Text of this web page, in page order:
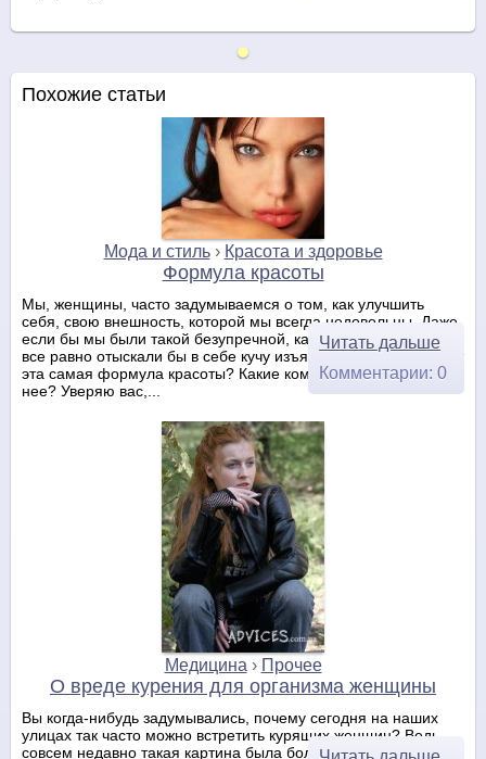
Похожие статьи
Мода и стиль› Красота и здоровье
Формула красоты
Мы, женщины, часто задумываемся о том, как улучшить
себя, свою внешность, которой мы всегда недовольны. Даже
если бы мы были такой безупречной, как Афродита, кажется,
все равно отыскали бы в себе кучу изъянов. В чем же состоит
эта самая формула красоты? Какие компоненты входят в
нее? Уверяю вас,...
Читать дальше
Комментарии: 0
Медицина › Прочее
О вреде курения для организма женщины
Вы когда-нибудь задумывались, почему сегодня на наших
улицах так часто можно встретить курящих женщин? Ведь
совсем недавно такая картина была большой редкостью и